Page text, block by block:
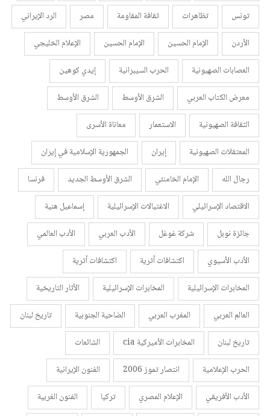
تونس
تظاهرات ثقافة المقاومة مصر
الرد الإيراني
الأردن
الإمام الحسين الإمام الحسين
الإعلام الخليجي
العصابات الصهيونية
الحرب السيبرانية
إيدي كوهين
معرض الكتاب العربي
الشرق الأوسط
الشرق الأوسط
الثقافة الصهيونية
الاستعمار
معاناة الأسرى
المعتقلات الصهيونية
إيران
الجمهورية الإسلامية في إيران
رجال الله
الإمام الخامنئي الشرق الأوسط الجديد
فرنسا
الاقتصاد الإسرائيلي
الاغتيالات الإسرائيلية
إسماعيل هنية
جائزة نوبل
شركة غوغل الأدب العربي
الأدب العالمي
الأدب الأسيوي
اكتشافات أثرية
اكتشافات أثرية
المخابرات الإسرائيلية
المخابرات الإسرائيلية
الأثار التاريخية
العالم العربي
المغرب العربي الضاحية الجنوبية
تاريخ لبنان
تاريخ لبنان
المخابرات الأميركية cia
الشائعات
الحرب الإعلامية
انتصار تموز 2006
الفنون الإيرانية
الأدب الأفريقي
الإعلام المصري تركيا
الفنون الغربية